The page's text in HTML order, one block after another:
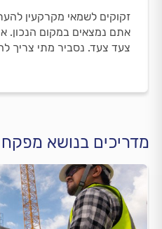
זקוקים לשמאי מקרקעין
אתם נמצאים במקום הנכון.
צעד צעד. נסביר מתי צריך
מדריכים בנושא מפקח